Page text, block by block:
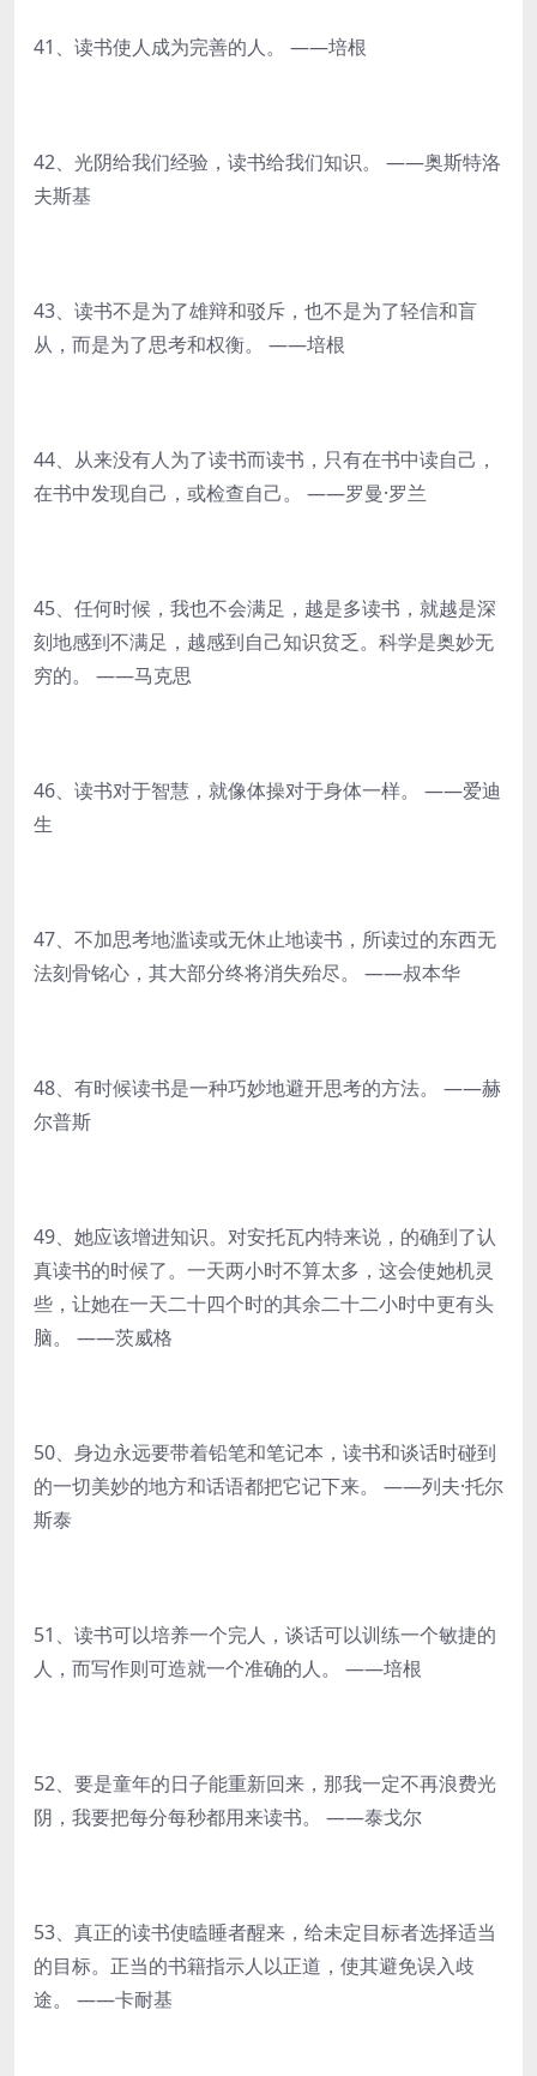
41、读书使人成为完善的人。 ——培根
42、光阴给我们经验，读书给我们知识。 ——奥斯特洛
夫斯基
43、读书不是为了雄辩和驳斥，也不是为了轻信和盲
从，而是为了思考和权衡。 ——培根
44、从来没有人为了读书而读书，只有在书中读自己，
在书中发现自己，或检查自己。 ——罗曼·罗兰
45、任何时候，我也不会满足，越是多读书，就越是深
刻地感到不满足，越感到自己知识贫乏。科学是奥妙无
穷的。 ——马克思
46、读书对于智慧，就像体操对于身体一样。 ——爱迪
生
47、不加思考地滥读或无休止地读书，所读过的东西无
法刻骨铭心，其大部分终将消失殆尽。 ——叔本华
48、有时候读书是一种巧妙地避开思考的方法。 ——赫
尔普斯
49、她应该增进知识。对安托瓦内特来说，的确到了认
真读书的时候了。一天两小时不算太多，这会使她机灵
些，让她在一天二十四个时的其余二十二小时中更有头
脑。 ——茨威格
50、身边永远要带着铅笔和笔记本，读书和谈话时碰到
的一切美妙的地方和话语都把它记下来。 ——列夫·托尔
斯泰
51、读书可以培养一个完人，谈话可以训练一个敏捷的
人，而写作则可造就一个准确的人。 ——培根
52、要是童年的日子能重新回来，那我一定不再浪费光
阴，我要把每分每秒都用来读书。 ——泰戈尔
53、真正的读书使瞌睡者醒来，给未定目标者选择适当
的目标。正当的书籍指示人以正道，使其避免误入歧
途。 ——卡耐基